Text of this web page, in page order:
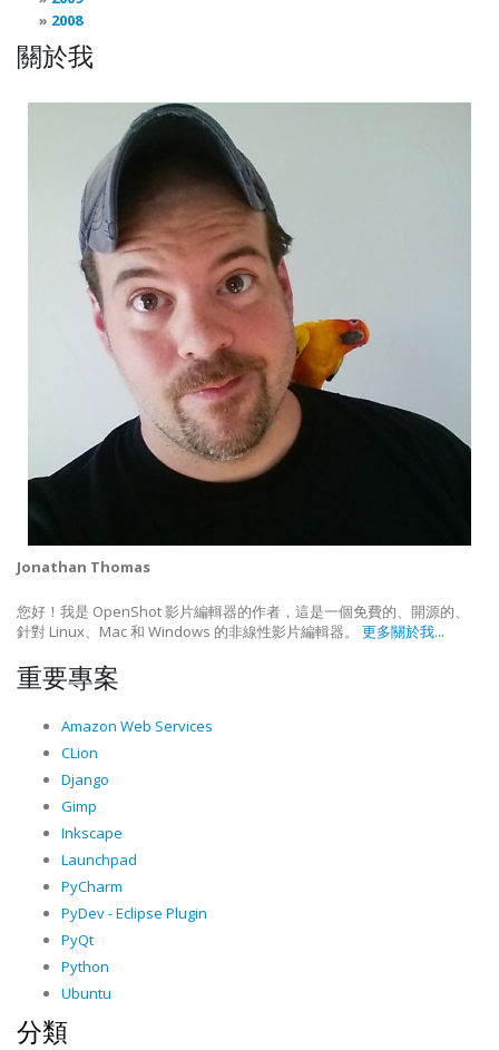
2008
關於我
Jonathan Thomas
您好！我是 OpenShot 影片編輯器的作者，這是一個免費的、開源的、
針對 Linux、Mac 和 Windows 的非線性影片編輯器。 更多關於我...
重要專案
Amazon Web Services
CLion
Django
Gimp
Inkscape
Launchpad
PyCharm
PyDev - Eclipse Plugin
PyQt
Python
Ubuntu
分類